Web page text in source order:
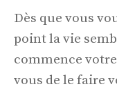
Dès que vous
point la vie
commence
vous de le faire